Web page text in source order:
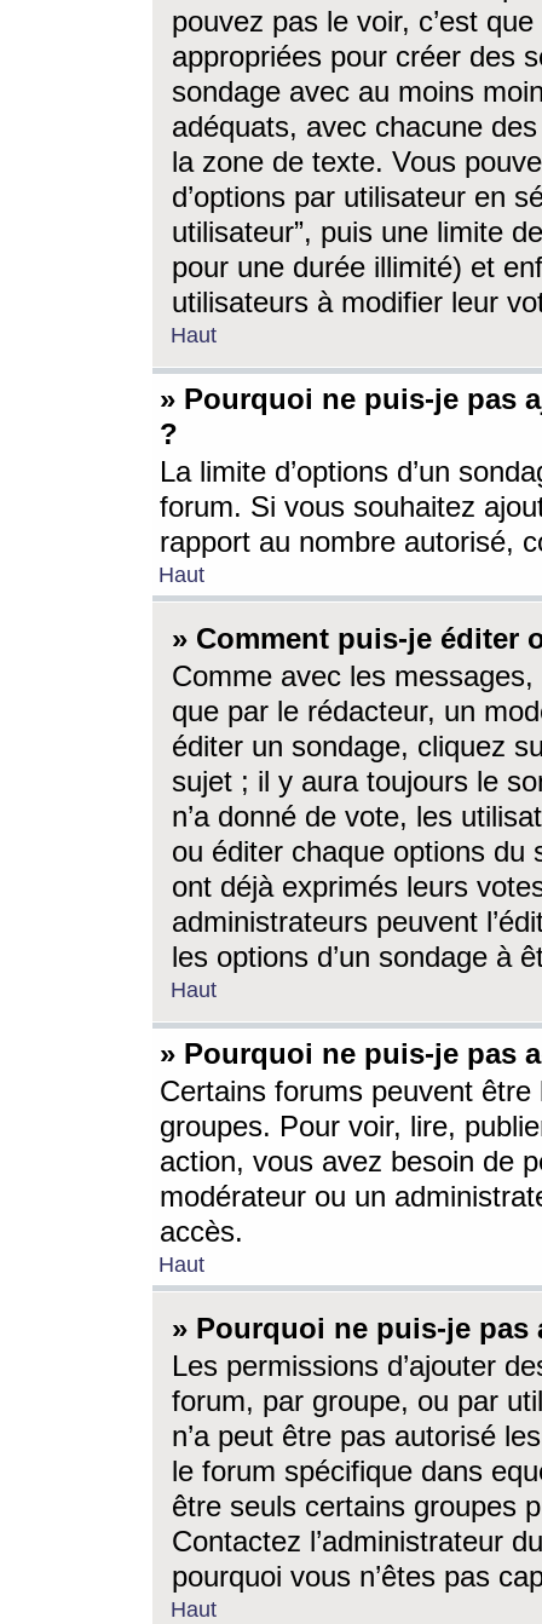
pouvez pas le voir, c’est
appropriées pour créer des
sondage avec au moins
adéquats, avec chacune
la zone de texte. Vous
d’options par utilisateur en
utilisateur”, puis une limite
pour une durée illimité) et
utilisateurs à modifier leur
Haut
» Pourquoi ne puis-je pas
?
La limite d’options d’un
forum. Si vous souhaitez
rapport au nombre autorisé,
Haut
» Comment puis-je éditer
Comme avec les
que par le rédacteur, un
éditer un sondage, cliquez
sujet ; il y aura toujours le
n’a donné de vote, les
ou éditer chaque options du
ont déjà exprimés leurs
administrateurs peuvent
les options d’un sondage à
Haut
» Pourquoi ne puis-je pas
Certains forums peuvent être
groupes. Pour voir, lire,
action, vous avez besoin de
modérateur ou un
accès.
Haut
» Pourquoi ne puis-je
Les permissions d’ajouter
forum, par groupe, ou par
n’a peut être pas autorisé
le forum spécifique dans
être seuls certains groupes
Contactez l’administrateur
pourquoi vous n’êtes pas
Haut